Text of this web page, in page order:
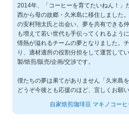
2014年、「コーヒーを育てたいねん！」
西から母の故郷・久米島に移住しました
の安村翔太氏と出会い、夢を共有できる
も増えて若い世代も手伝ってくれるよう
情熱が溢れるチームの夢となりました。
り、適材適所の役割分担をして運営して
製/焙煎/販売/企画/交渉です。
僕たちの夢は果てがありません「久米島
どうぞ今後とも応援のほど、宜しくお願い
自家焙煎珈琲豆 マキノコー